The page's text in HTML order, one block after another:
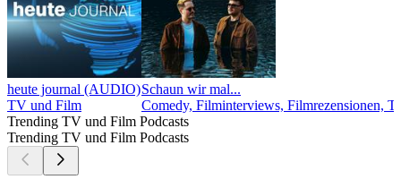
heute journal (AUDIO)
TV und Film
Schaun wir mal...
Comedy, Filminterviews, Filmrezensionen,
Trending TV und Film Podcasts
Trending TV und Film Podcasts